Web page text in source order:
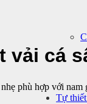
Tự
vải cá
phù hợp với